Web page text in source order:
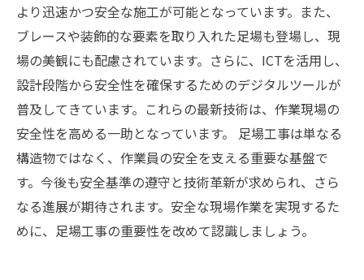
より迅速かつ安全な施工が可能となっています。また、
ブレースや装飾的な要素を取り入れた足場も登場し、現
場の美観にも配慮されています。さらに、ICTを活用し、
設計段階から安全性を確保するためのデジタルツールが
普及してきています。これらの最新技術は、作業現場の
安全性を高める一助となっています。 足場工事は単なる
構造物ではなく、作業員の安全を支える重要な基盤で
す。今後も安全基準の遵守と技術革新が求められ、さら
なる進展が期待されます。安全な現場作業を実現するた
めに、足場工事の重要性を改めて認識しましょう。